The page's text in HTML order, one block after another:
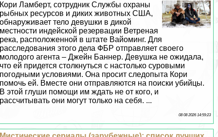
Кори Ламберт, сотрудник Службы охраны
рыбных ресурсов и диких животных США,
обнаруживает тело дeвyшки в дикой
местности индейской резервации Ветреная
река, расположенной в штате Вайоминг. Для
расследования этого дела ФБР отправляет своего
молодого агента – Джейн Баннер. Дeвyшка не ожидала,
что ей придется столкнуться с настолько суровыми
погодными условиями. Она просит следопыта Кори
помочь ей. Вместе они отправляются на поиски убийцы.
В этой глуши помощи им ждать не от кого, и
рассчитывать они могут только на себя. ...
08 08 2026 14:59:23